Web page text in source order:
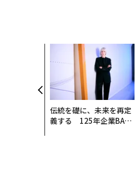
伝統を礎に、未来を再定
義する 125年企業BAT